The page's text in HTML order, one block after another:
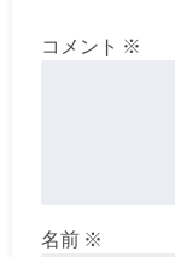
コメント ※
名前 ※